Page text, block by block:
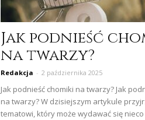
Jak podnieść
na twarzy?
Redakcja - 2 października 2025
Jak podnieść chomiki na twarzy? Jak
na twarzy? W dzisiejszym artykule
tematowi, który może wydawać się